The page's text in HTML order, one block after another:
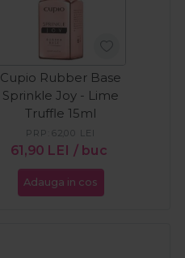
Cupio Rubber Base
Sprinkle Joy - Lime
Truffle 15ml
61,90 LEI / buc
PRP:62,00 LEI
Adauga in cos